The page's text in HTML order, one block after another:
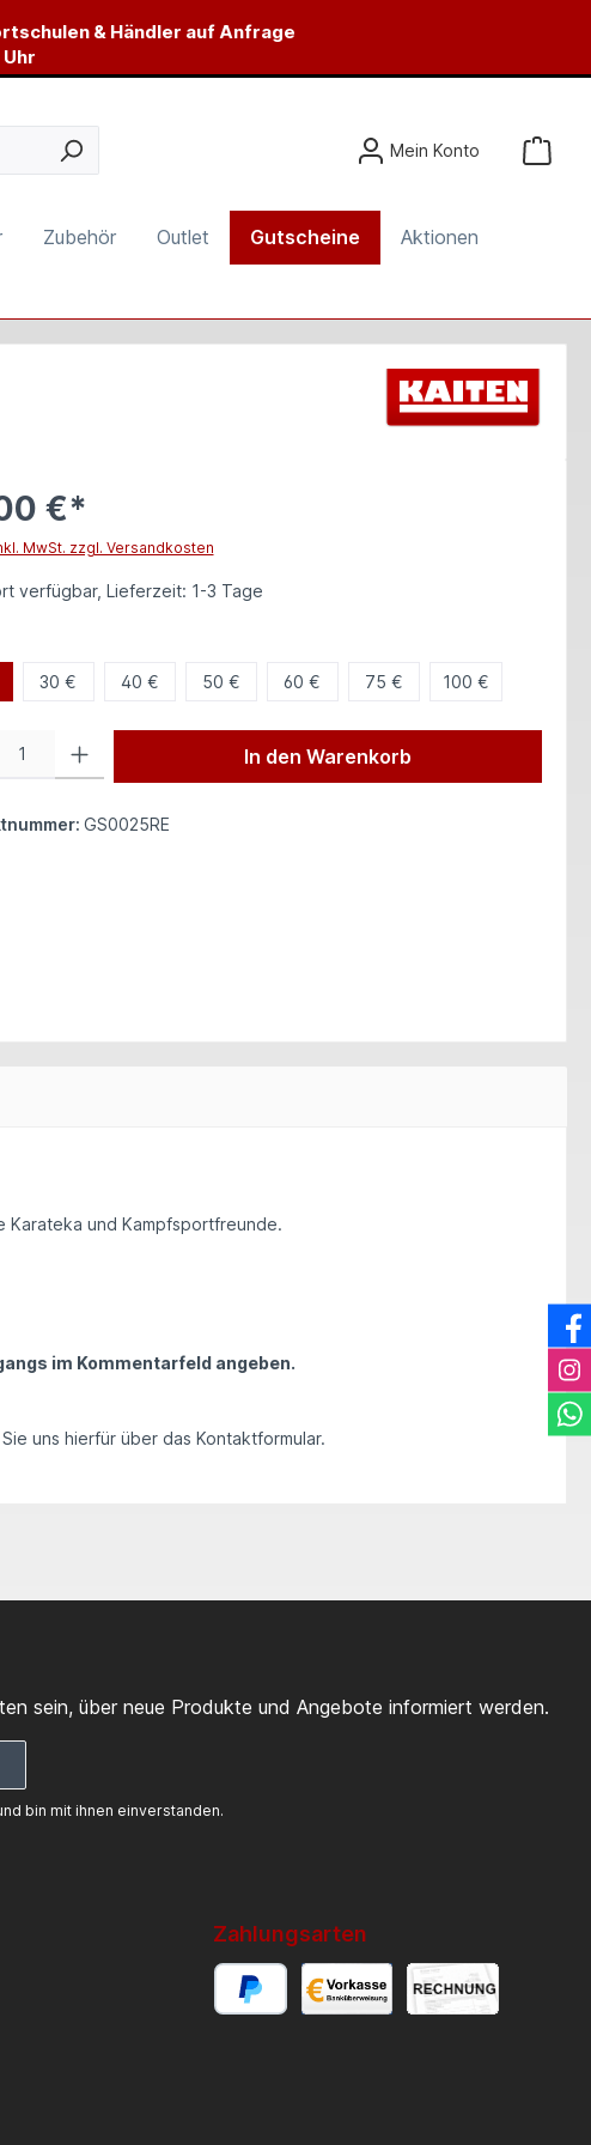
& Händler auf Anfrage
Mein Konto
Zubehör Outlet Gutscheine Aktionen
€*
MwSt. zzgl. Versandkosten
verfügbar, Lieferzeit: 1-3 Tage
30 € 40 € 50 € 60 € 75 € 100 €
In den Warenkorb
GS0025RE
Karateka und Kampfsportfreunde.
im Kommentarfeld angeben.
uns hierfür über das Kontaktformular.
sein, über neue Produkte und Angebote informiert werden.
bin mit ihnen einverstanden.
Zahlungsarten